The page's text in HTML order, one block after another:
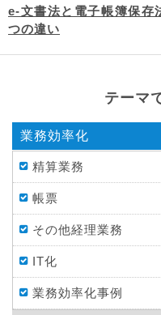
e-文書法と電子帳簿保存
つの違い
テーマ
業務効率化
精算業務
帳票
その他経理業務
IT化
業務効率化事例